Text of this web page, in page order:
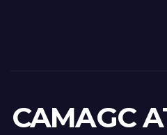
CAMAGC